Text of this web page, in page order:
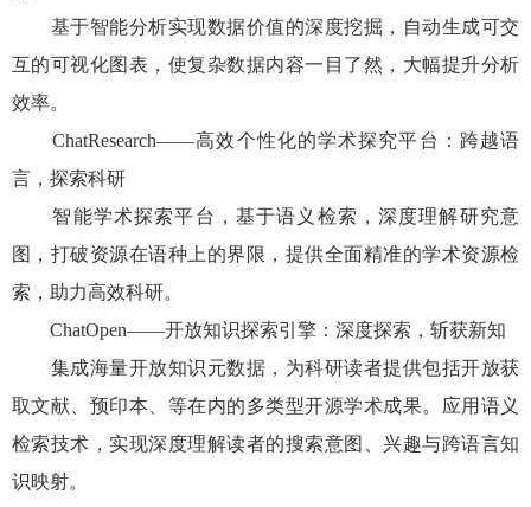
基于智能分析实现数据价值的深度挖掘，自动生成可交
互的可视化图表，使复杂数据内容一目了然，大幅提升分析
效率。
ChatResearch——高效个性化的学术探究平台：跨越语
言，探索科研
智能学术探索平台，基于语义检索，深度理解研究意
图，打破资源在语种上的界限，提供全面精准的学术资源检
索，助力高效科研。
ChatOpen——开放知识探索引擎 ： 深度探索，斩获新知
集成海量开放知识元数据，为科研读者提供包括开放获
取文献、预印本、等在内的多类型开源学术成果。应用语义
检索技术，实现深度理解读者的搜索意图、兴趣与跨语言知
识映射。